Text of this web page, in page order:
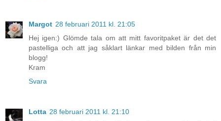
Margot 28 februari 2011 kl. 21:05
Hej igen:) Glömde tala om att mitt favoritpaket är det det
pastelliga och att jag såklart länkar med bilden från min
blogg!
Kram
Svara
Lotta 28 februari 2011 kl. 21:10